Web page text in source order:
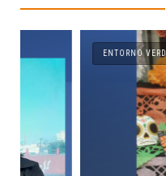
ENTORNO VERDE